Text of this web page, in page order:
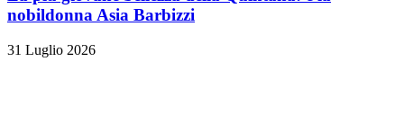
nobildonna Asia Barbizzi
31 Luglio 2026